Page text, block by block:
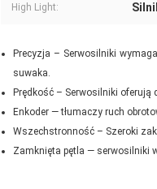
High Light:
Precyzja – Serwosilniki
suwaka.
Prędkość – Serwosilniki oferują
Enkoder — tłumaczy ruch
Wszechstronność – Szeroki
Zamknięta pętla — serwosilniki